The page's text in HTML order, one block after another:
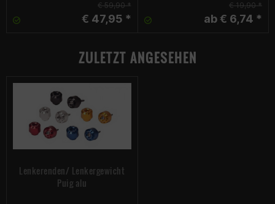
€ 59,90 *
€ 47,95 *
€ 19,90 *
ab € 6,74 *
ZULETZT ANGESEHEN
Lenkerenden/ Lenkergewicht
Puig alu